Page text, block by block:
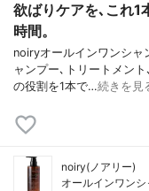
欲ばりケアを､これ1
時間。
noiryオールインワンシ
ャンプー､トリートメン
の役割を1本で…続きを見
noiry(ノアリー)
オールインワンシ